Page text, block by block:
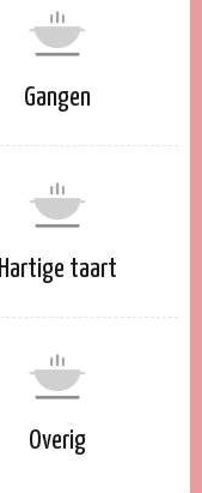
Gangen
Hartige taart
Overig